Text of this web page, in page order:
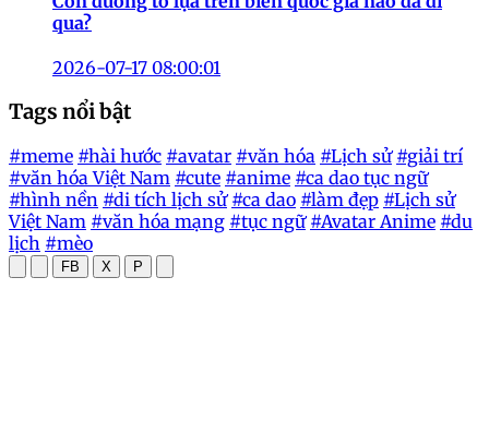
qua?
2026-07-17 08:00:01
Tags nổi bật
#meme #hài hước #avatar #văn hóa #Lịch sử #giải trí
#văn hóa Việt Nam #cute #anime #ca dao tục ngữ
#hình nền #di tích lịch sử #ca dao #làm đẹp #Lịch sử
Việt Nam #văn hóa mạng #tục ngữ #Avatar Anime #du
lịch #mèo
FB X P